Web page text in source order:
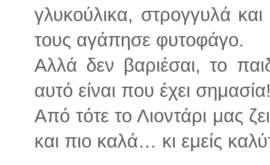
γλυκούλικα, στρογγυλά
τους αγάπησε φυτοφάγο.
Αλλά δεν βαριέσαι, το
αυτό είναι που έχει
Από τότε το Λιοντάρι μας
και πιο καλά… κι εμείς